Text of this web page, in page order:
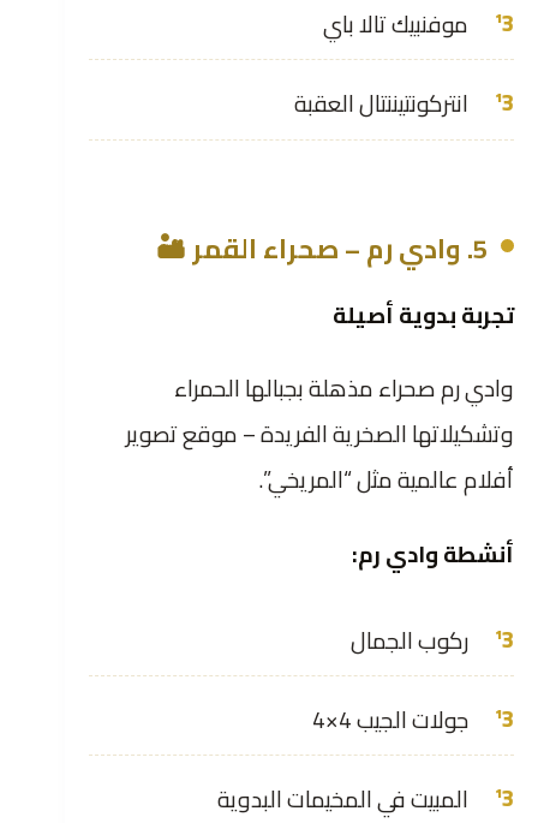
موفنبيك تالا باي
انتركونتيننتال العقبة
5. وادي رم – صحراء القمر 🏜️
تجربة بدوية أصيلة
وادي رم صحراء مذهلة بجبالها الحمراء
وتشكيلاتها الصخرية الفريدة – موقع تصوير
أفلام عالمية مثل “المريخي”.
أنشطة وادي رم:
ركوب الجمال
جولات الجيب 4×4
المبيت في المخيمات البدوية